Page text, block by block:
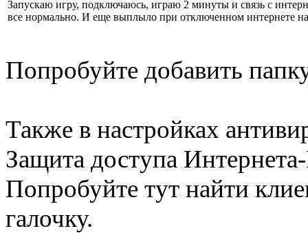
Запускаю игру, подключаюсь, играю 2 минуты и связь с
все нормально. И еще выплыло при отключенном интернете
Попробуйте добавить
Также в настройках
Защита доступа
Попробуйте тут найти
галочку.